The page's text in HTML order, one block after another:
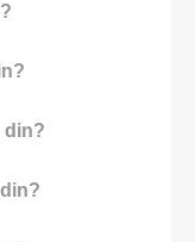
din?